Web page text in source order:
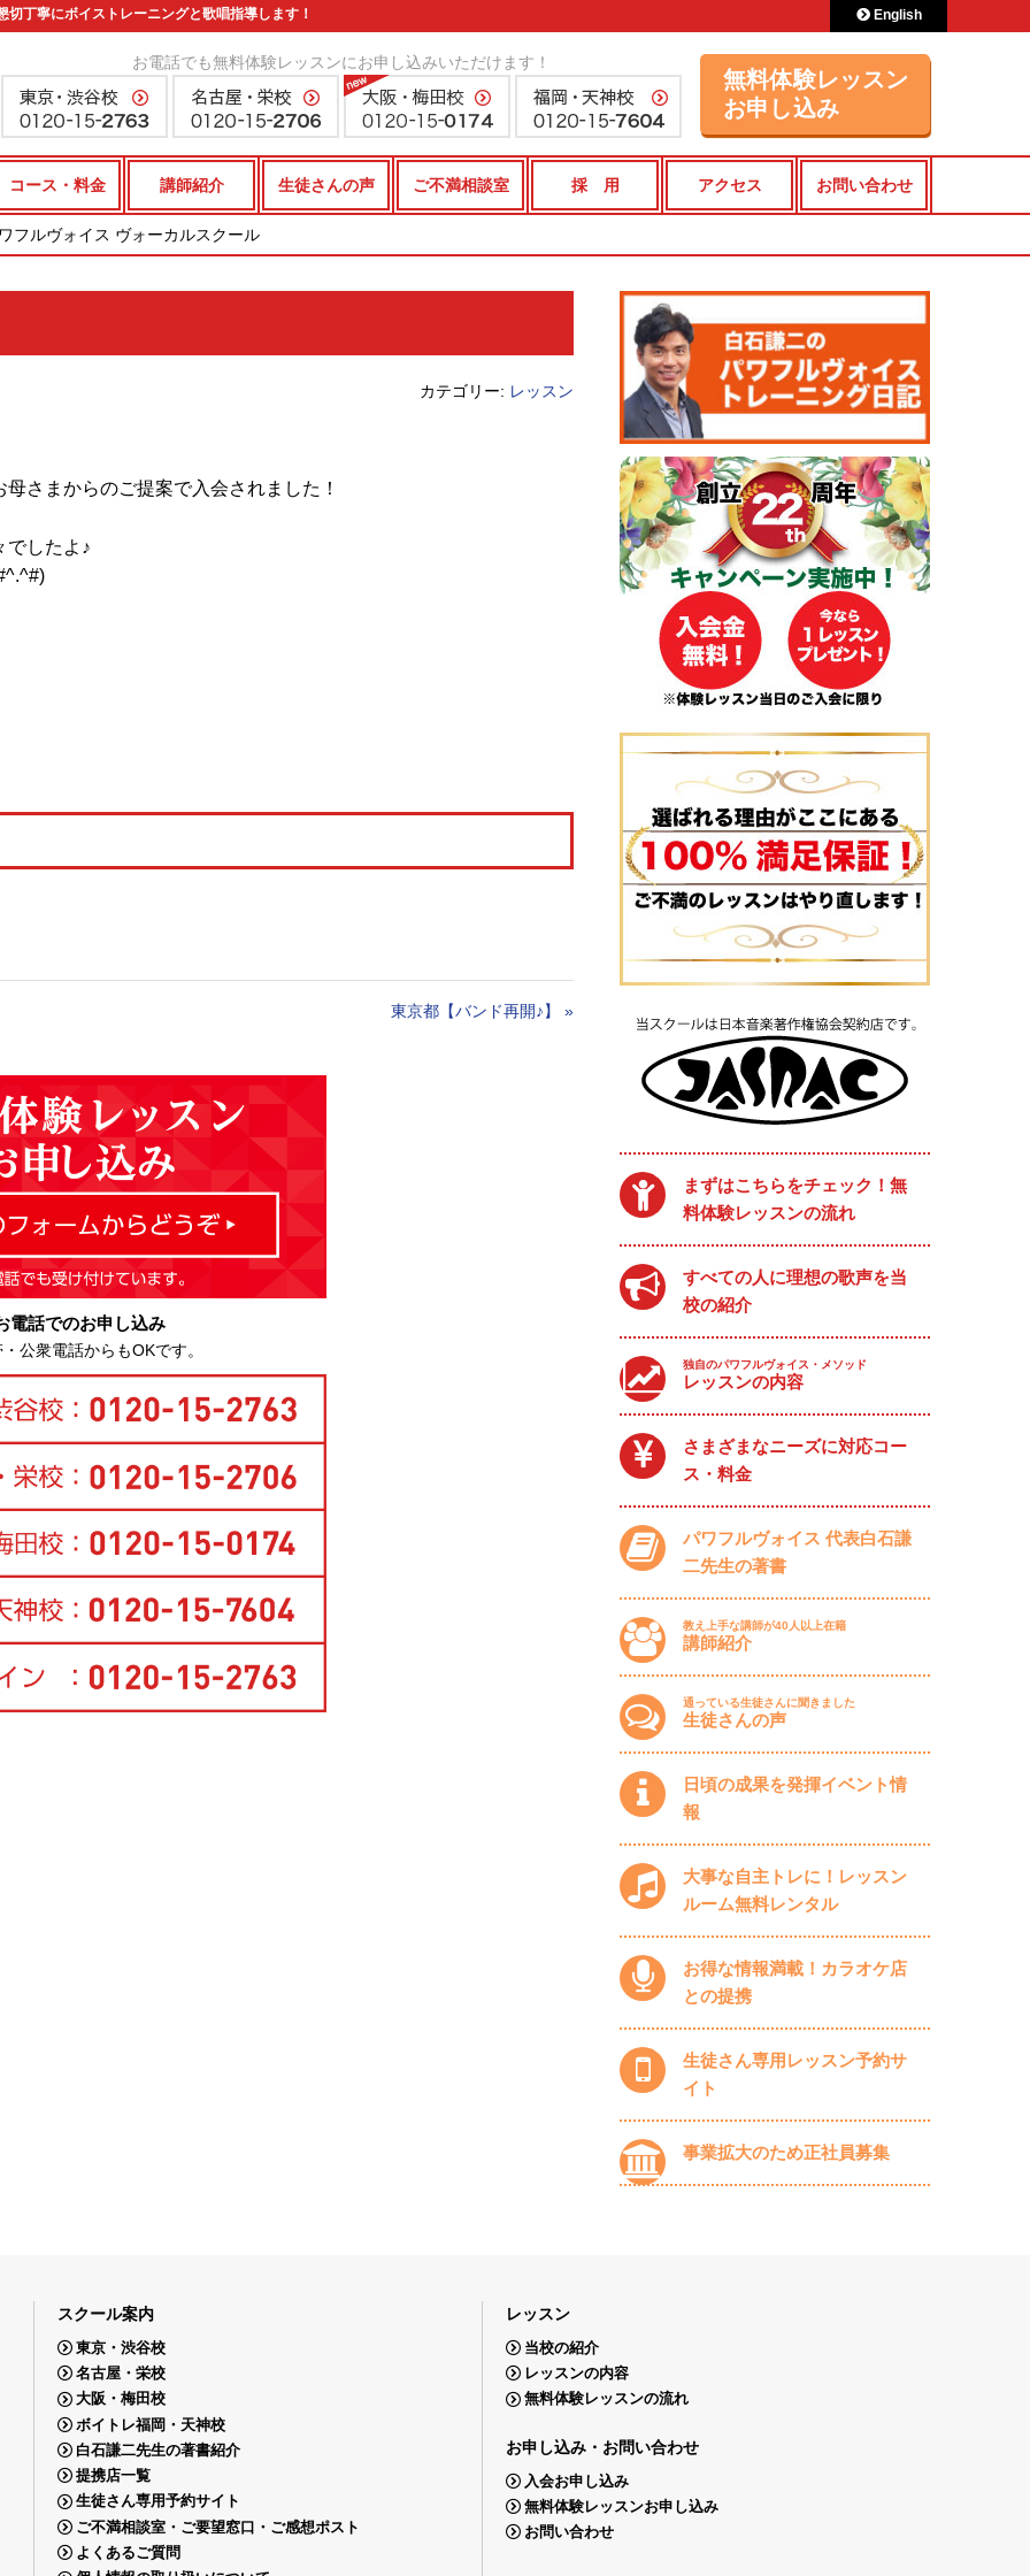
丁寧にボイストレーニングと歌唱指導します！
お電話でも無料体験レッスンにお申し込みいただけます！
無料体験レッスン
お申し込み
English
コース・料金 講師紹介 生徒さんの声 ご不満相談室 採 用 アクセス お問い合わせ
フルヴォイス ヴォーカルスクール
カテゴリー: レッスン
さまからのご提案で入会されました！
でしたよ♪
東京都【バンド再開♪】 »
電話でのお申し込み
公衆電話からもOKです。
まずはこちらをチェック！無
料体験レッスンの流れ
すべての人に理想の歌声を当
校の紹介
独自のパワフルヴォイス・メソッド
レッスンの内容
さまざまなニーズに対応コー
ス・料金
パワフルヴォイス 代表白石謙
二先生の著書
教え上手な講師が40人以上在籍
講師紹介
通っている生徒さんに聞きました
生徒さんの声
日頃の成果を発揮イベント情
報
大事な自主トレに！レッスン
ルーム無料レンタル
お得な情報満載！カラオケ店
との提携
生徒さん専用レッスン予約サ
イト
事業拡大のため正社員募集
スクール案内
東京・渋谷校
名古屋・栄校
大阪・梅田校
ボイトレ福岡・天神校
白石謙二先生の著書紹介
提携店一覧
生徒さん専用予約サイト
ご不満相談室・ご要望窓口・ご感想ポスト
よくあるご質問
レッスン
当校の紹介
レッスンの内容
無料体験レッスンの流れ
お申し込み・お問い合わせ
入会お申し込み
無料体験レッスンお申し込み
お問い合わせ